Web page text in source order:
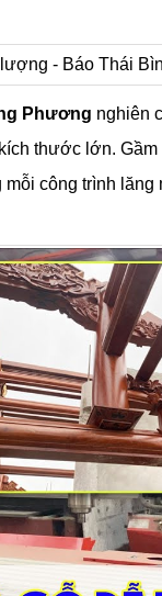
Phương nghiên
thước lớn.
công trình lăng